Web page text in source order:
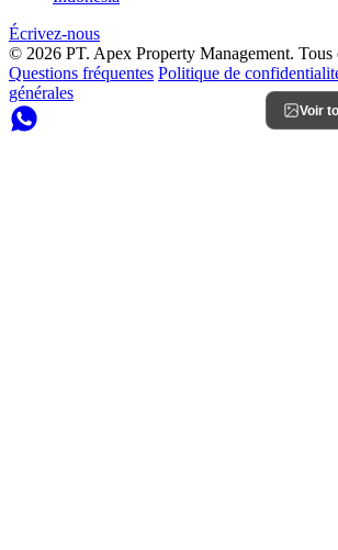
Voir
Écrivez-nous
© 2026 PT. Apex Property Management. Tous
Questions fréquentes Politique de
générales